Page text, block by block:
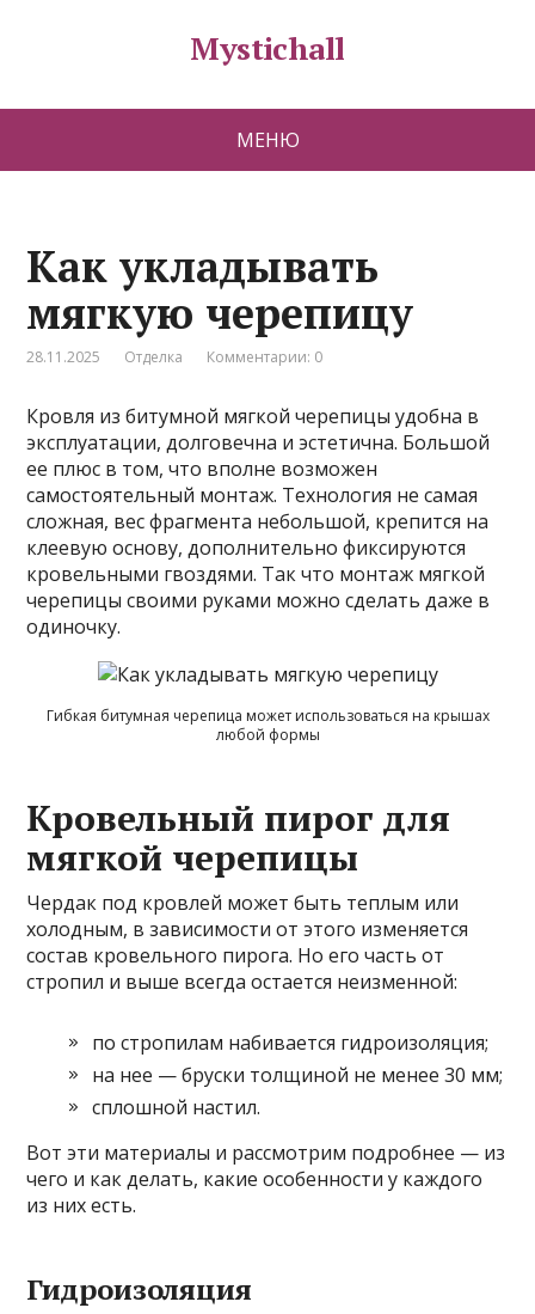
Mystichall
МЕНЮ
Как укладывать
мягкую черепицу
28.11.2025 Отделка Комментарии: 0
Кровля из битумной мягкой черепицы удобна в
эксплуатации, долговечна и эстетична. Большой
ее плюс в том, что вполне возможен
самостоятельный монтаж. Технология не самая
сложная, вес фрагмента небольшой, крепится на
клеевую основу, дополнительно фиксируются
кровельными гвоздями. Так что монтаж мягкой
черепицы своими руками можно сделать даже в
одиночку.
Гибкая битумная черепица может использоваться на крышах
любой формы
Кровельный пирог для
мягкой черепицы
Чердак под кровлей может быть теплым или
холодным, в зависимости от этого изменяется
состав кровельного пирога. Но его часть от
стропил и выше всегда остается неизменной:
по стропилам набивается гидроизоляция;
на нее — бруски толщиной не менее 30 мм;
сплошной настил.
Вот эти материалы и рассмотрим подробнее — из
чего и как делать, какие особенности у каждого
из них есть.
Гидроизоляция